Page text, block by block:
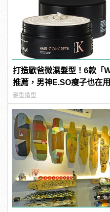
打造歐爸微濕髮型！6款「
推薦，男神E.SO瘦子也在
男
髮型造型